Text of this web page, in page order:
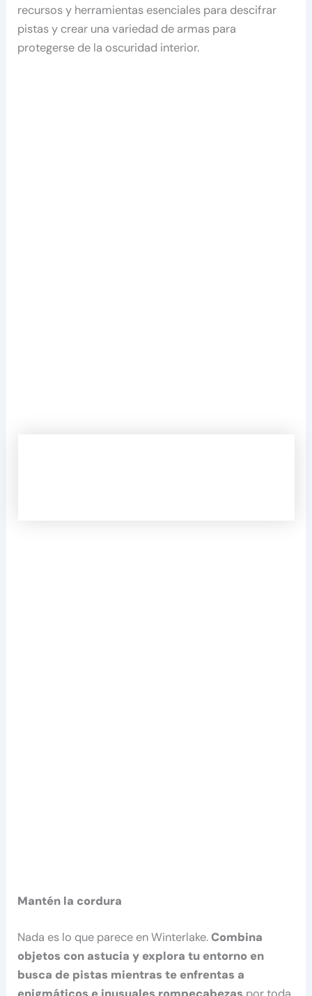
recursos y herramientas esenciales para descifrar
pistas y crear una variedad de armas para
protegerse de la oscuridad interior.
Mantén la cordura
Nada es lo que parece en Winterlake.Combina
objetos con astucia y explora tu entorno en
busca de pistas mientras te enfrentas a